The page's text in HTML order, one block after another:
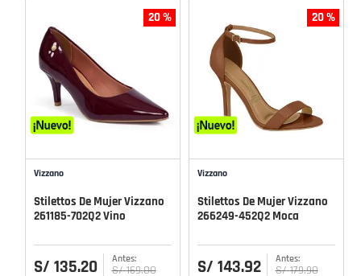
20 %
Vizzano
Stilettos De Mujer Vizzano
261185-702Q2 Vino
S/ 135.20 S/ 169.00
20 %
Vizzano
Stilettos De Mujer Vizzano
266249-452Q2 Moca
S/ 143.92 S/ 179.90